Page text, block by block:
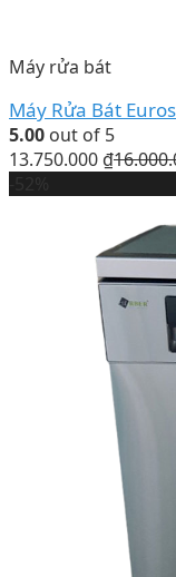
Máy rửa bát
Máy Rửa Bát
5.00 out of 5
13.750.000 ₫